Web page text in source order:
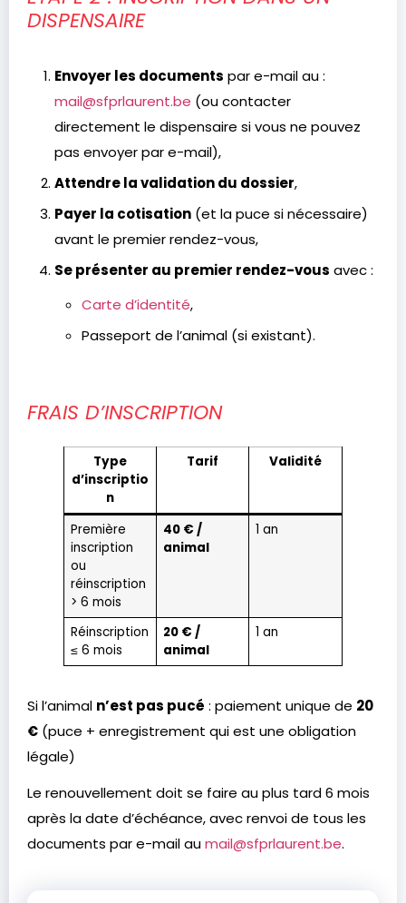
DISPENSAIRE
Envoyer les documents par e-mail au :
mail@sfprlaurent.be (ou contacter
directement le dispensaire si vous ne pouvez
pas envoyer par e-mail),
Attendre la validation du dossier,
Payer la cotisation (et la puce si nécessaire)
avant le premier rendez-vous,
Se présenter au premier rendez-vous avec :
Carte d’identité,
Passeport de l’animal (si existant).
FRAIS D’INSCRIPTION
Type
d’inscriptio
n
Tarif Validité
Première
inscription
ou
réinscription
> 6 mois
40 € /
animal
1 an
Réinscription
≤ 6 mois
20 € /
animal
1 an
Si l’animal n’est pas pucé : paiement unique de 20
€ (puce + enregistrement qui est une obligation
légale)
Le renouvellement doit se faire au plus tard 6 mois
après la date d’échéance, avec renvoi de tous les
documents par e-mail aumail@sfprlaurent.be.